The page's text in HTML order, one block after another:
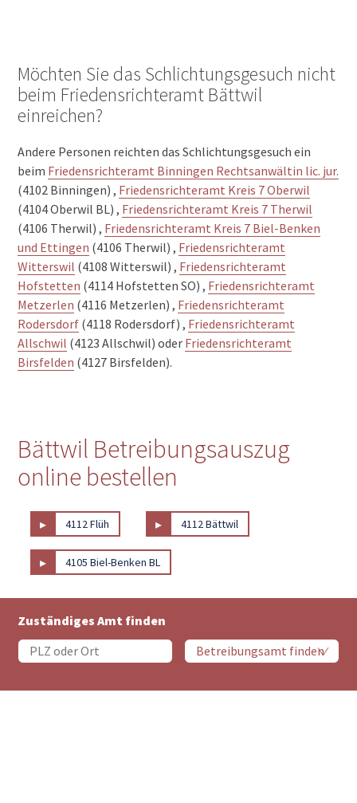
Möchten Sie das Schlichtungsgesuch nicht
beim Friedensrichteramt Bättwil
einreichen?
Andere Personen reichten das Schlichtungsgesuch ein
beim Friedensrichteramt Binningen Rechtsanwältin lic. jur.
(4102 Binningen) , Friedensrichteramt Kreis 7 Oberwil
(4104 Oberwil BL) , Friedensrichteramt Kreis 7 Therwil
(4106 Therwil) , Friedensrichteramt Kreis 7 Biel-Benken
und Ettingen (4106 Therwil) , Friedensrichteramt
Witterswil (4108 Witterswil) , Friedensrichteramt
Hofstetten (4114 Hofstetten SO) , Friedensrichteramt
Metzerlen (4116 Metzerlen) , Friedensrichteramt
Rodersdorf (4118 Rodersdorf) , Friedensrichteramt
Allschwil (4123 Allschwil) oder Friedensrichteramt
Birsfelden (4127 Birsfelden).
Bättwil Betreibungsauszug
online bestellen
▸ 4112 Flüh ▸ 4112 Bättwil
▸ 4105 Biel-Benken BL
Zuständiges Amt finden